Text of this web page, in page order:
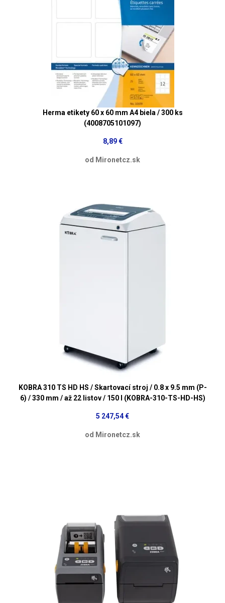
Herma etikety 60 x 60 mm A4 biela / 300 ks
(4008705101097)
8,89 €
od Mironetcz.sk
KOBRA 310 TS HD HS / Skartovací stroj / 0.8 x 9.5 mm (P-
6) / 330 mm / až 22 listov / 150 l (KOBRA-310-TS-HD-HS)
5 247,54 €
od Mironetcz.sk